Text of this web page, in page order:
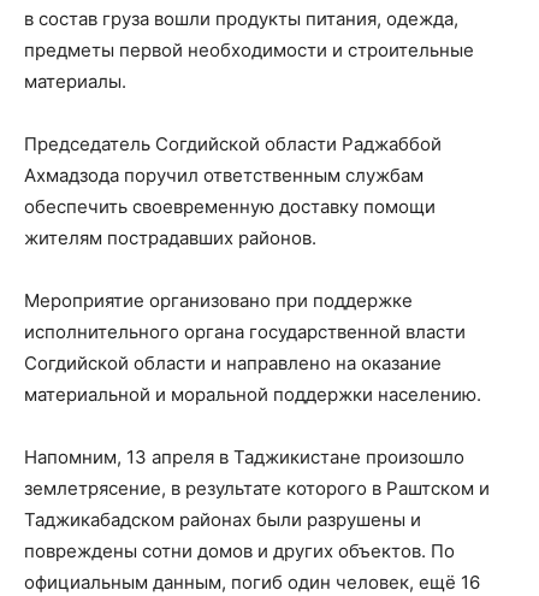
в состав груза вошли продукты питания, одежда,
предметы первой необходимости и строительные
материалы.
Председатель Согдийской области Раджаббой
Ахмадзода поручил ответственным службам
обеспечить своевременную доставку помощи
жителям пострадавших районов.
Мероприятие организовано при поддержке
исполнительного органа государственной власти
Согдийской области и направлено на оказание
материальной и моральной поддержки населению.
Напомним, 13 апреля в Таджикистане произошло
землетрясение, в результате которого в Раштском и
Таджикабадском районах были разрушены и
повреждены сотни домов и других объектов. По
официальным данным, погиб один человек, ещё 16